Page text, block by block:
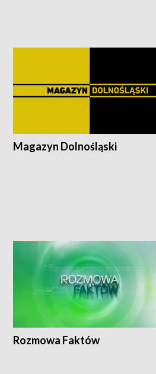
Magazyn Dolnośląski
Rozmowa Faktów